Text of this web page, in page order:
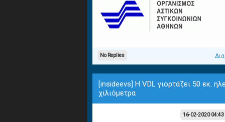
No Replies
[insideevs] Η VDL γιορτάζει 50 εκ.
χιλιόμετρα
16-02-2020 04:43